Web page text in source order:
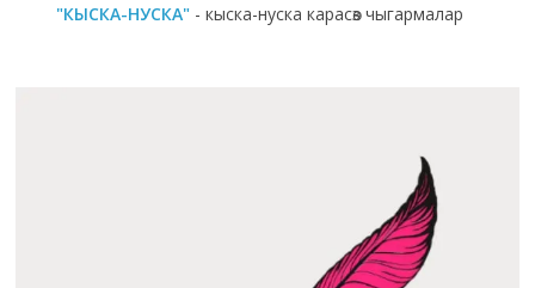
"КЫСКА-НУСКА" - кыска-нуска карасөз чыгармалар